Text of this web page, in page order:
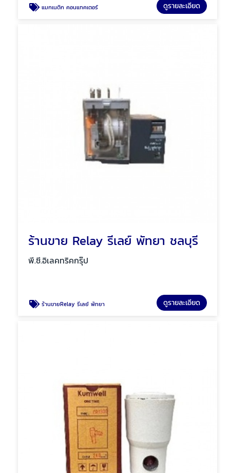
แมกเนติก คอนแทคเตอร์ ดูรายละเอียด
ร้านขาย Relay รีเลย์ พัทยา ชลบุรี
พี.ซี.อิเลคทริคกรุ๊ป
ร้านขายRelay รีเลย์ พัทยา ดูรายละเอียด